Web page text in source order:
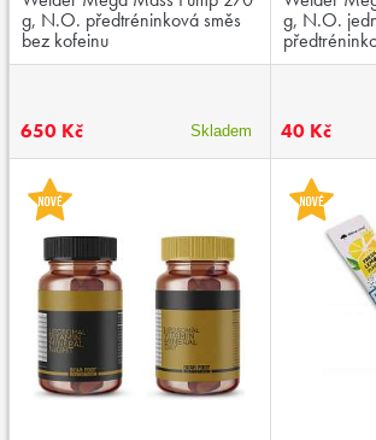
g, N.O. předtréninková směs
bez kofeinu
650 Kč Skladem
g, N.O.
kofeinu
40 Kč